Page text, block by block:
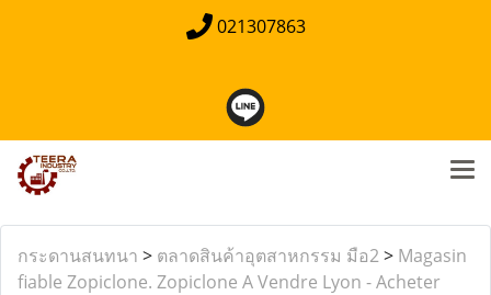
021307863
กระดานสนทนา > ตลาดสินค้าอุตสาหกรรม มือ2> Magasin
fiable Zopiclone. Zopiclone A Vendre Lyon - Acheter